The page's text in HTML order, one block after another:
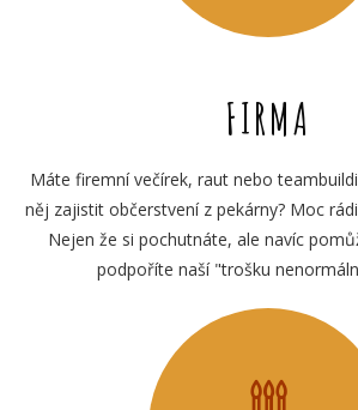
FIRMA
Máte firemní večírek, raut nebo
něj zajistit občerstvení z pekárny? Moc
Nejen že si pochutnáte, ale navíc
podpoříte naší "trošku